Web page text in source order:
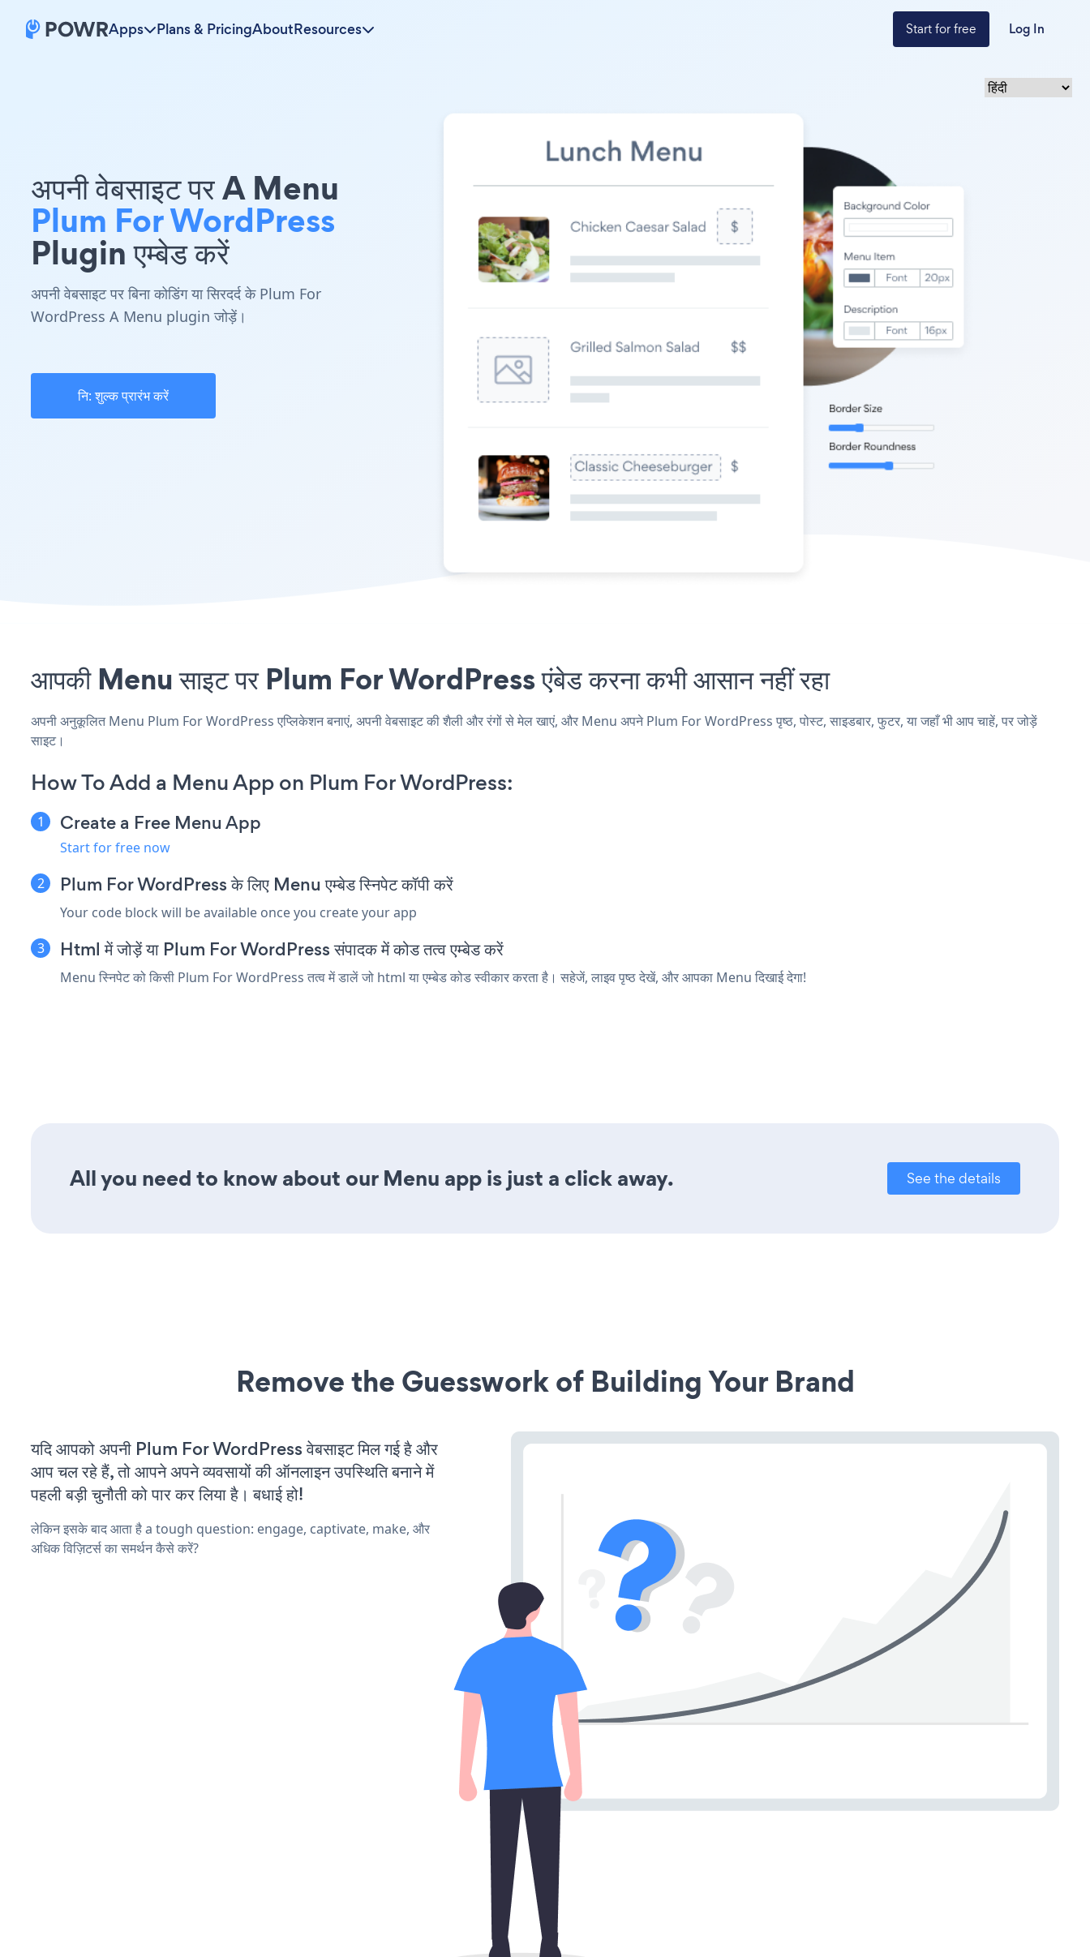
Apps Plans & PricingAboutResources Start for free Log In
अपनी वेबसाइट पर A Menu
Plum For WordPress
Plugin एम्बेड करें
अपनी वेबसाइट पर बिना कोडिंग या सिरदर्द के Plum For
WordPress A Menu plugin जोड़ें।
नि: शुल्क प्रारंभ करें
आपकी Menu साइट पर Plum For WordPress एंबेड करना कभी आसान नहीं रहा
अपनी अनुकूलित Menu Plum For WordPress एप्लिकेशन बनाएं, अपनी वेबसाइट की शैली और रंगों से मेल खाएं, और Menu अपने Plum For WordPress पृष्ठ, पोस्ट, साइडबार, फुटर, या जहाँ भी आप चाहें, पर जोड़ें
साइट।
How To Add a Menu App on Plum For WordPress:
Create a Free Menu App
Start for free now
Plum For WordPress के लिए Menu एम्बेड स्निपेट कॉपी करें
Your code block will be available once you create your app
Html में जोड़ें या Plum For WordPress संपादक में कोड तत्व एम्बेड करें
Menu स्निपेट को किसी Plum For WordPress तत्व में डालें जो html या एम्बेड कोड स्वीकार करता है। सहेजें, लाइव पृष्ठ देखें, और आपका Menu दिखाई देगा!
All you need to know about our Menu app is just a click away. See the details
Remove the Guesswork of Building Your Brand
यदि आपको अपनी Plum For WordPress वेबसाइट मिल गई है और
आप चल रहे हैं, तो आपने अपने व्यवसायों की ऑनलाइन उपस्थिति बनाने में
पहली बड़ी चुनौती को पार कर लिया है। बधाई हो!
लेकिन इसके बाद आता है a tough question: engage, captivate, make, और
अधिक विज़िटर्स का समर्थन कैसे करें?